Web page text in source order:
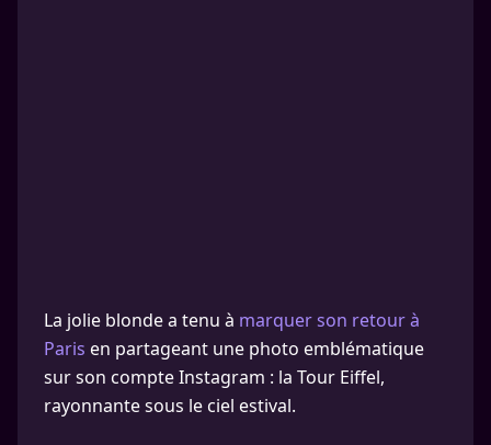
La jolie blonde a tenu à marquer son retour à
Paris en partageant une photo emblématique
sur son compte Instagram : la Tour Eiffel,
rayonnante sous le ciel estival.